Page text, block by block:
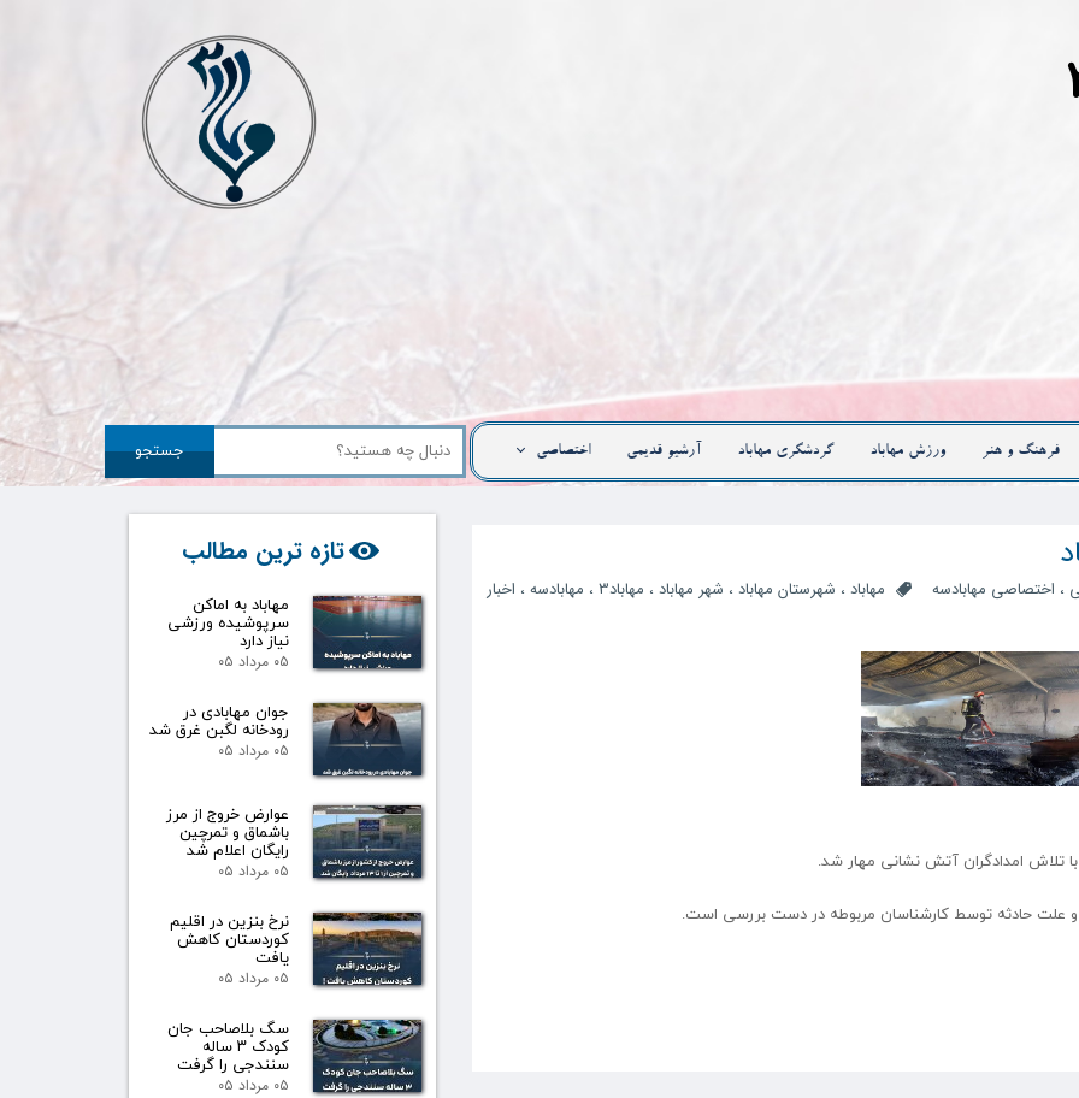
فرهنگ و هنر ورزش مهاباد گردشگری مهاباد آرشیو قدیمی اختصاصی جستجو
، اختصاصی مهابادسه مهاباد ، شهرستان مهاباد ، شهر مهاباد ، مهاباد3 ، مهابادسه ، اخبار
تلاش امدادگران آتش نشانی مهار شد.
و علت حادثه توسط کارشناسان مربوطه در دست بررسی است.
تازه ترین مطالب
مهاباد به اماکن
سرپوشیده ورزشی
نیاز دارد
۰۵ مرداد ۰۵
جوان مهابادی در
رودخانه لگبن غرق شد
۰۵ مرداد ۰۵
عوارض خروج از مرز
باشماق و تمرچین
رایگان اعلام شد
۰۵ مرداد ۰۵
نرخ بنزین در اقلیم
کوردستان کاهش
یافت
۰۵ مرداد ۰۵
سگ بلاصاحب جان
کودک ۳ ساله
سنندجی را گرفت
۰۵ مرداد ۰۵